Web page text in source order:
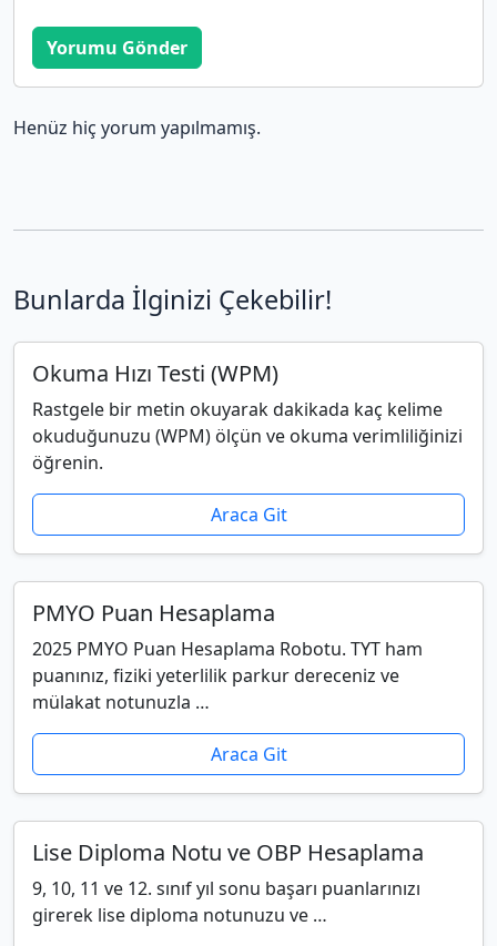
Yorumu Gönder
Henüz hiç yorum yapılmamış.
Bunlarda İlginizi Çekebilir!
Okuma Hızı Testi (WPM)
Rastgele bir metin okuyarak dakikada kaç kelime
okuduğunuzu (WPM) ölçün ve okuma verimliliğinizi
öğrenin.
Araca Git
PMYO Puan Hesaplama
2025 PMYO Puan Hesaplama Robotu. TYT ham
puanınız, fiziki yeterlilik parkur dereceniz ve
mülakat notunuzla …
Araca Git
Lise Diploma Notu ve OBP Hesaplama
9, 10, 11 ve 12. sınıf yıl sonu başarı puanlarınızı
girerek lise diploma notunuzu ve …